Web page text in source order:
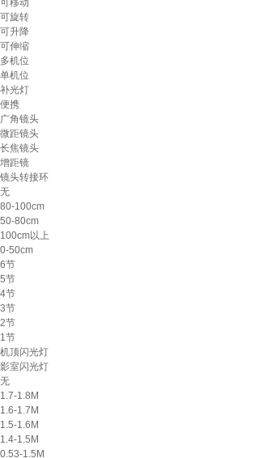
可移动
可旋转
可升降
可伸缩
多机位
单机位
补光灯
便携
广角镜头
微距镜头
长焦镜头
增距镜
镜头转接环
无
80-100cm
50-80cm
100cm以上
0-50cm
6节
5节
4节
3节
2节
1节
机顶闪光灯
影室闪光灯
无
1.7-1.8M
1.6-1.7M
1.5-1.6M
1.4-1.5M
0.53-1.5M